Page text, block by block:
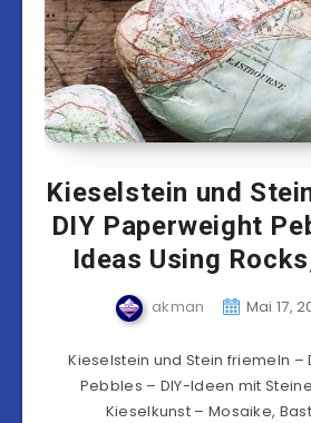
Kieselstein und
DIY Paperweight
Ideas Using
akman Mai 17,
Kieselstein und Stein friemeln –
Pebbles – DIY-Ideen mit
Kieselkunst – Mosaike,